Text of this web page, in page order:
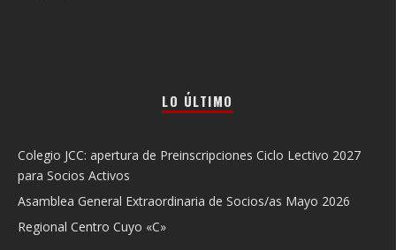
LO ÚLTIMO
Colegio JCC: apertura de Preinscripciones Ciclo Lectivo 2027
para Socios Activos
Asamblea General Extraordinaria de Socios/as Mayo 2026
Regional Centro Cuyo «C»